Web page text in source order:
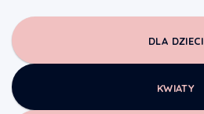
DLA DZIECI
KWIATY